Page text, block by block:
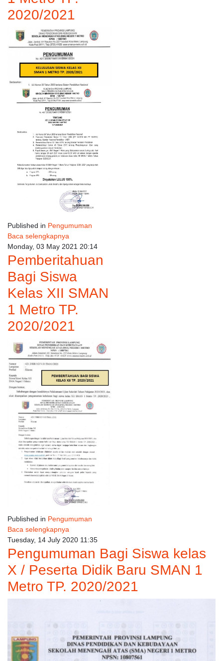
2020/2021
Published in Pengumuman
Baca selengkapnya
Monday, 03 May 2021 20:14
Pemberitahuan
Bagi Siswa
Kelas XII SMAN
1 Metro TP.
2020/2021
Published in Pengumuman
Baca selengkapnya
Tuesday, 14 July 2020 11:35
Pengumuman Bagi Siswa kelas
X / Peserta Didik Baru SMAN 1
Metro TP. 2020/2021